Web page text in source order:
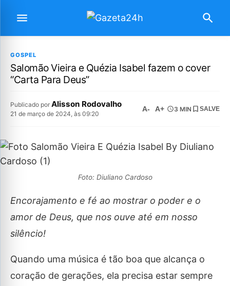
GOSPEL
Salomão Vieira e Quézia Isabel fazem o cover
“Carta Para Deus”
Publicado por Alisson Rodovalho
21 de março de 2024, às 09:20
A- A+ 3 MIN SALVE
Foto: Diuliano Cardoso
Encorajamento e fé ao mostrar o poder e o
amor de Deus, que nos ouve até em nosso
silêncio!
Quando uma música é tão boa que alcança o
coração de gerações, ela precisa estar sempre